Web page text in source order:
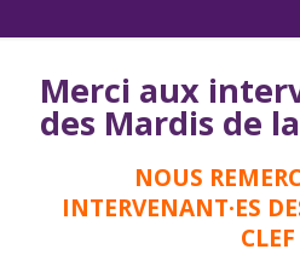
Merci aux
des Mardis de la
NOUS
INTERVENANT·ES
CLEF